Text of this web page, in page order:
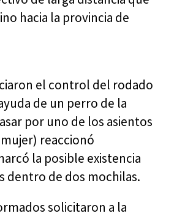
hacia la provincia de
el control del rodado
de un perro de la
por uno de los asientos
reaccionó
la posible existencia
dentro de dos mochilas.
solicitaron a la